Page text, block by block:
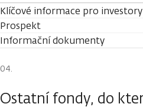
Klíčové informace pro investory
Prospekt
Informační dokumenty
Ostatní fondy, do